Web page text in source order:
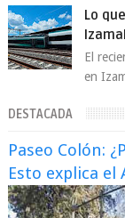
Lo
El
en
DESTACADA
Paseo Colón:
Esto explica el